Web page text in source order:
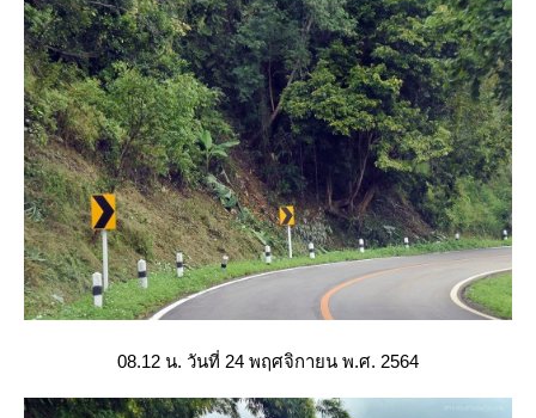
08.12 น. วันที่ 24 พฤศจิกายน พ.ศ. 2564